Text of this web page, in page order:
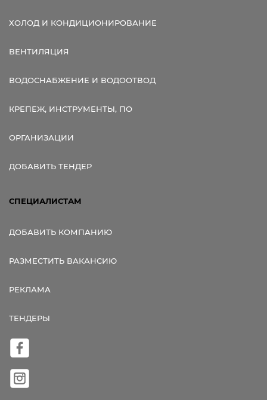
ХОЛОД И КОНДИЦИОНИРОВАНИЕ
ВЕНТИЛЯЦИЯ
ВОДОСНАБЖЕНИЕ И ВОДООТВОД
КРЕПЕЖ, ИНСТРУМЕНТЫ, ПО
ОРГАНИЗАЦИИ
ДОБАВИТЬ ТЕНДЕР
СПЕЦИАЛИСТАМ
ДОБАВИТЬ КОМПАНИЮ
РАЗМЕСТИТЬ ВАКАНСИЮ
РЕКЛАМА
ТЕНДЕРЫ